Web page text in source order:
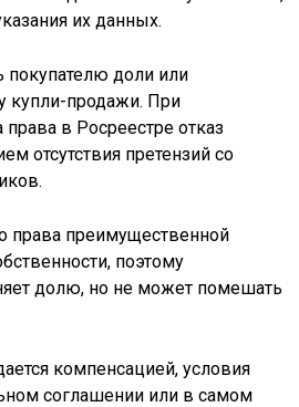
их данных.
покупателю доли или
купли-продажи. При
права в Росреестре отказ
отсутствия претензий со
права преимущественной
поэтому
долю, но не может помешать
компенсацией, условия
соглашении или в самом